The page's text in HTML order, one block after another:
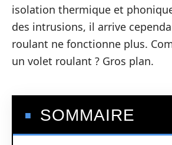
isolation thermique et
des intrusions, il arrive
roulant ne fonctionne plus.
un volet roulant ? Gros plan.
SOMMAIRE